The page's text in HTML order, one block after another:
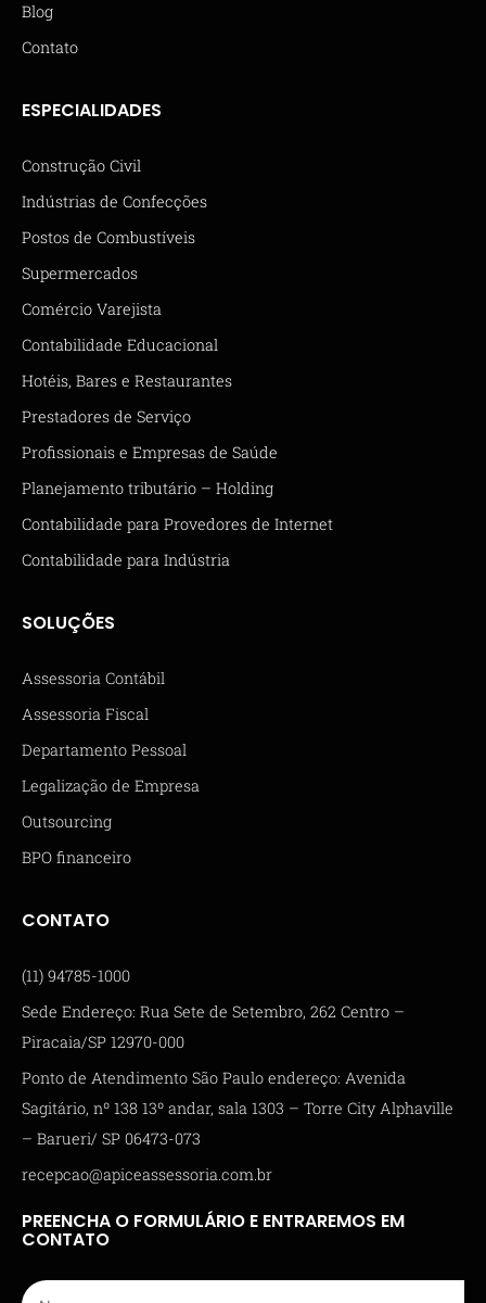
Blog
Contato
ESPECIALIDADES
Construção Civil
Indústrias de Confecções
Postos de Combustíveis
Supermercados
Comércio Varejista
Contabilidade Educacional
Hotéis, Bares e Restaurantes
Prestadores de Serviço
Profissionais e Empresas de Saúde
Planejamento tributário – Holding
Contabilidade para Provedores de Internet
Contabilidade para Indústria
SOLUÇÕES
Assessoria Contábil
Assessoria Fiscal
Departamento Pessoal
Legalização de Empresa
Outsourcing
BPO financeiro
CONTATO
(11) 94785-1000
Sede Endereço: Rua Sete de Setembro, 262 Centro –
Piracaia/SP 12970-000
Ponto de Atendimento São Paulo endereço: Avenida
Sagitário, nº 138 13º andar, sala 1303 – Torre City Alphaville
– Barueri/ SP 06473-073
recepcao@apiceassessoria.com.br
PREENCHA O FORMULÁRIO E ENTRAREMOS EM
CONTATO